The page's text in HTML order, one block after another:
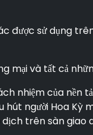
được sử dụng
và tất cả
nhiệm của nền
hút người Hoa
trên sàn